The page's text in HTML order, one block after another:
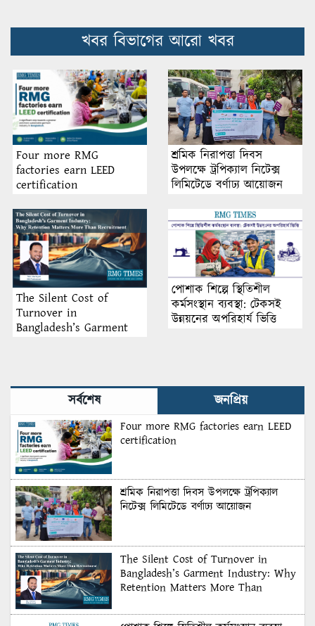
খবর বিভাগের আরো খবর
Four more RMG
factories earn LEED
certification
শ্রমিক নিরাপত্তা দিবস
উপলক্ষে ট্রপিক্যাল নিটেক্স
লিমিটেডে বর্ণাঢ্য আয়োজন
The Silent Cost of
Turnover in
Bangladesh’s Garment
পোশাক শিল্পে স্থিতিশীল
কর্মসংস্থান ব্যবস্থা: টেকসই
উন্নয়নের অপরিহার্য ভিত্তি
সর্বশেষ জনপ্রিয়
Four more RMG factories earn LEED
certification
শ্রমিক নিরাপত্তা দিবস উপলক্ষে ট্রপিক্যাল
নিটেক্স লিমিটেডে বর্ণাঢ্য আয়োজন
The Silent Cost of Turnover in
Bangladesh’s Garment Industry: Why
Retention Matters More Than